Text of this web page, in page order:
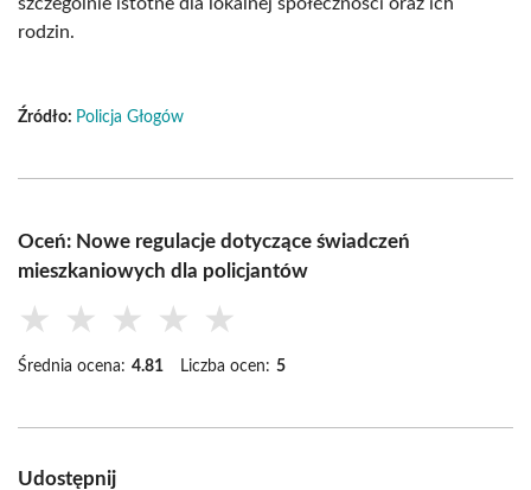
rodzin.
Źródło: Policja Głogów
Oceń: Nowe regulacje dotyczące świadczeń
mieszkaniowych dla policjantów
★ ★ ★ ★ ★
Średnia ocena: 4.81 Liczba ocen: 5
Udostępnij